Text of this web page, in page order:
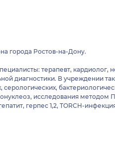
города Ростов-на-Дону.
терапевт, кардиолог,
диагностики. В учреждении
исследования методом
герпес 1,2, TORCH-